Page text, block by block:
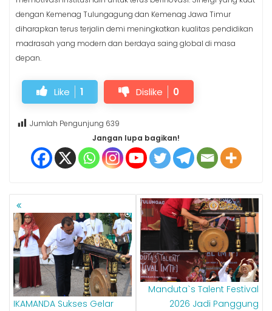
dengan Kemenag Tulungagung dan Kemenag Jawa Timur
diharapkan terus terjalin demi meningkatkan kualitas pendidikan
madrasah yang modern dan berdaya saing global di masa
depan.
Like 1 Dislike 0
Jumlah Pengunjung 639
Jangan lupa bagikan!
NAVIGASI
POS
IKAMANDA Sukses Gelar
Manduta`s Talent Festival
2026 Jadi Panggung